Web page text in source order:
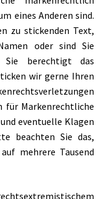
eines Anderen sind.
zu stickenden Text,
oder sind Sie
Sie berechtigt das
wir gerne Ihren
für Markenrechtliche
eventuelle Klagen
beachten Sie das,
mehrere Tausend